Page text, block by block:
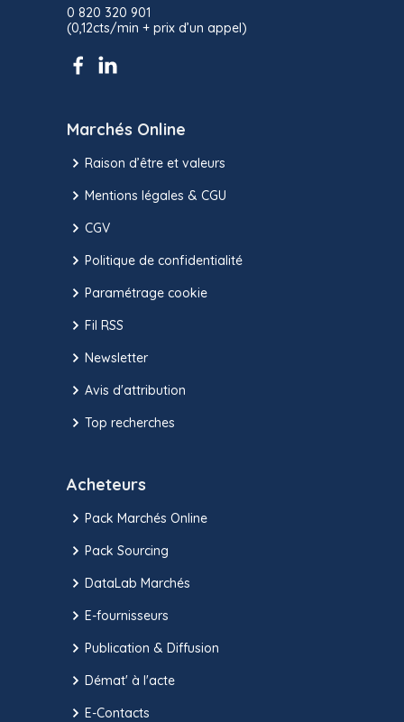
0 820 320 901
(0,12cts/min + prix d’un appel)
Marchés Online
Raison d’être et valeurs
Mentions légales & CGU
CGV
Politique de confidentialité
Paramétrage cookie
Fil RSS
Newsletter
Avis d'attribution
Top recherches
Acheteurs
Pack Marchés Online
Pack Sourcing
DataLab Marchés
E-fournisseurs
Publication & Diffusion
Démat' à l'acte
E-Contacts